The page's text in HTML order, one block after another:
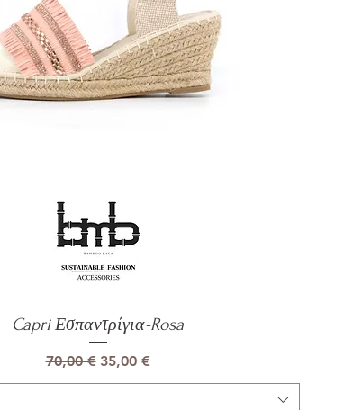
Γρήγορη προβολή
Capri Εσπαντρίγια-Rosa
Κανονική τιμή
70,00 € Τιμή Έκπτωσης
35,00 €